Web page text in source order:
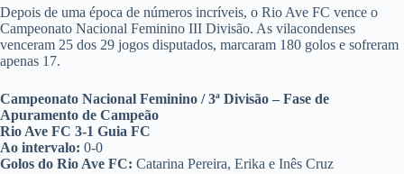
Depois de uma época de números incríveis, o Rio Ave FC vence o
Campeonato Nacional Feminino III Divisão. As vilacondenses
venceram 25 dos 29 jogos disputados, marcaram 180 golos e sofreram
apenas 17.
Campeonato Nacional Feminino / 3ª Divisão – Fase de
Apuramento de Campeão
Rio Ave FC 3-1 Guia FC
Ao intervalo: 0-0
Golos do Rio Ave FC: Catarina Pereira, Erika e Inês Cruz